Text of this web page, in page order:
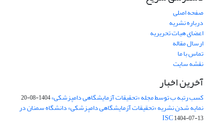
صفحه اصلی
درباره نشریه
اعضای هیات تحریریه
ارسال مقاله
تماس با ما
نقشه سایت
آخرین اخبار
کسب رتبه ب توسط مجله «تحقیقات آزمایشگاهی دامپزشکی»1404-08-20
نمایه شدن نشریه «تحقیقات آزمایشگاهی دامپزشکی» دانشگاه سمنان در
ISC1404-07-13